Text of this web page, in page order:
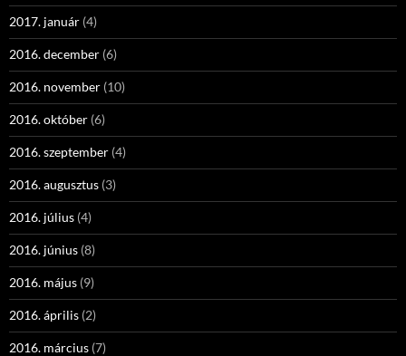
2017. január (4)
2016. december (6)
2016. november (10)
2016. október (6)
2016. szeptember (4)
2016. augusztus (3)
2016. július (4)
2016. június (8)
2016. május (9)
2016. április (2)
2016. március (7)